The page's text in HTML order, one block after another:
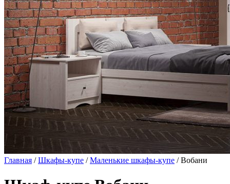
Главная /Шкафы-купе /Маленькие шкафы-купе / Вобани